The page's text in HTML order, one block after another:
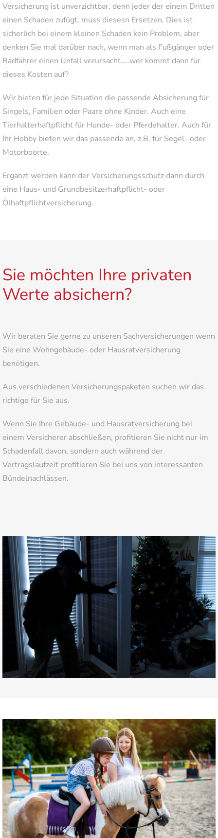
Versicherung ist unverzichtbar, denn jeder der einem Dritten
einen Schaden zufügt, muss diesesn Ersetzen. Dies ist
sicherlich bei einem kleinen Schaden kein Problem, aber
denken Sie mal darüber nach, wenn man als Fußgänger oder
Radfahrer einen Unfall verursacht…..wer kommt dann für
dieses Kosten auf?
Wir bieten für jede Situation die passende Absicherung für
Singels, Familien oder Paare ohne Kinder. Auch eine
Tierhalterhaftpflicht für Hunde- oder Pferdehalter. Auch für
Ihr Hobby bieten wir das passende an, z.B. für Segel- oder
Motorboorte.
Ergänzt werden kann der Versicherungsschutz dann durch
eine Haus- und Grundbesitzerhaftpflicht- oder
Ölhaftpflichtversicherung.
Sie möchten Ihre privaten
Werte absichern?
Wir beraten Sie gerne zu unseren Sachversicherungen wenn
Sie eine Wohngebäude- oder Hausratversicherung
benötigen.
Aus verschiedenen Versicherungspaketen suchen wir das
richtige für Sie aus.
Wenn Sie Ihre Gebäude- und Hausratversicherung bei
einem Versicherer abschließen, profitieren Sie nicht nur im
Schadenfall davon, sondern auch während der
Vertragslaufzeit profitieren Sie bei uns von interessanten
Bündelnachlässen.